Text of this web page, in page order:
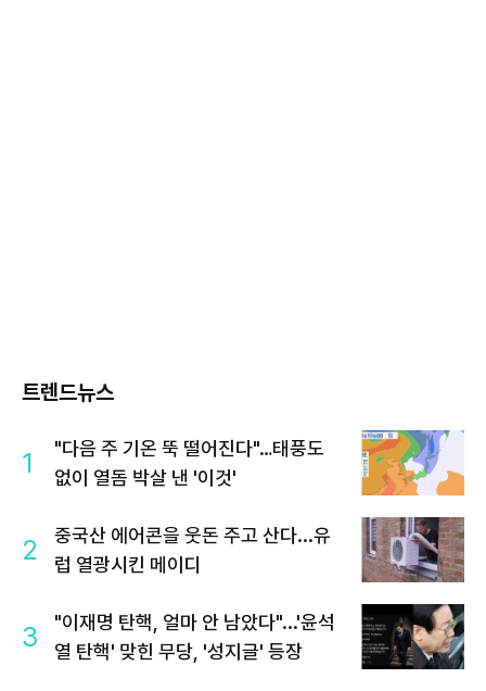
트렌드뉴스
1
"다음 주 기온 뚝 떨어진다"…태풍도
없이 열돔 박살 낸 '이것'
2
중국산 에어콘을 웃돈 주고 산다...유
럽 열광시킨 메이디
3
"이재명 탄핵, 얼마 안 남았다"...'윤석
열 탄핵' 맞힌 무당, '성지글' 등장